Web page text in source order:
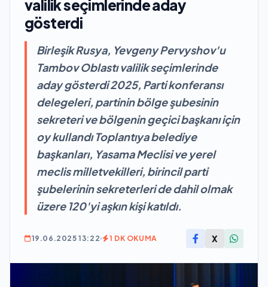
valilik seçimlerinde aday
gösterdi
Birleşik Rusya, Yevgeny Pervyshov'u
Tambov Oblastı valilik seçimlerinde
aday gösterdi 2025, Parti konferansı
delegeleri, partinin bölge şubesinin
sekreteri ve bölgenin geçici başkanı için
oy kullandı Toplantıya belediye
başkanları, Yasama Meclisi ve yerel
meclis milletvekilleri, birincil parti
şubelerinin sekreterleri de dahil olmak
üzere 120'yi aşkın kişi katıldı.
19.06.2025 13:22 1 DK OKUMA X